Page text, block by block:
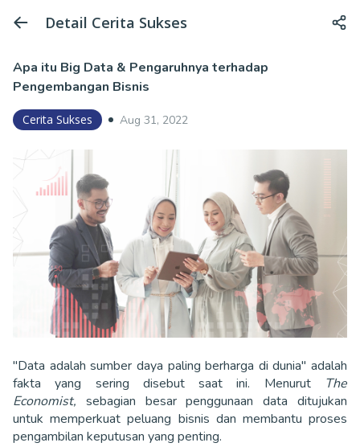
Detail Cerita Sukses
Apa itu Big Data & Pengaruhnya terhadap
Pengembangan Bisnis
Cerita Sukses Aug 31, 2022
"Data adalah sumber daya paling berharga di dunia" adalah
fakta yang sering disebut saat ini. Menurut The
Economist, sebagian besar penggunaan data ditujukan
untuk memperkuat peluang bisnis dan membantu proses
pengambilan keputusan yang penting.